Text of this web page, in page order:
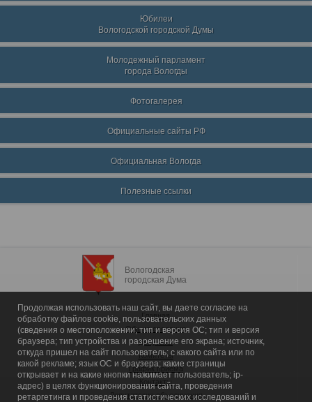
Юбилеи
Вологодской городской Думы
Молодежный парламент
города Вологды
Фотогалерея
Официальные сайты РФ
Официальная Вологда
Полезные ссылки
Вологодская
городская Дума
Главная
Общие сведения
Депутаты
Комитеты
График приема
Контакты
Депутатские объединения
Продолжая использовать наш сайт, вы даете согласие на
обработку файлов cookie, пользовательских данных
(сведения о местоположении; тип и версия ОС; тип и версия
браузера; тип устройства и разрешение его экрана; источник,
откуда пришел на сайт пользователь; с какого сайта или по
какой рекламе; язык ОС и браузера; какие страницы
открывает и на какие кнопки нажимает пользователь; ip-
адрес) в целях функционирования сайта, проведения
ретаргетинга и проведения статистических исследований и